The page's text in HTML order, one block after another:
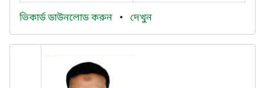
ভিকার্ড ডাউনলোড করুন • দেখুন